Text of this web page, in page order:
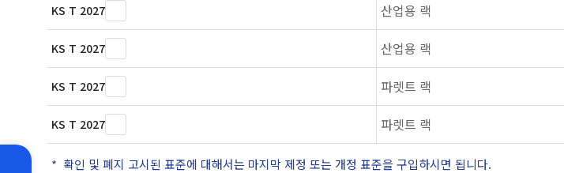
KS T 2027 산업용 랙
KS T 2027 산업용 랙
KS T 2027 파렛트 랙
KS T 2027 파렛트 랙
확인 및 폐지 고시된 표준에 대해서는 마지막 제정 또는 개정 표준을 구입하시면 됩니다.